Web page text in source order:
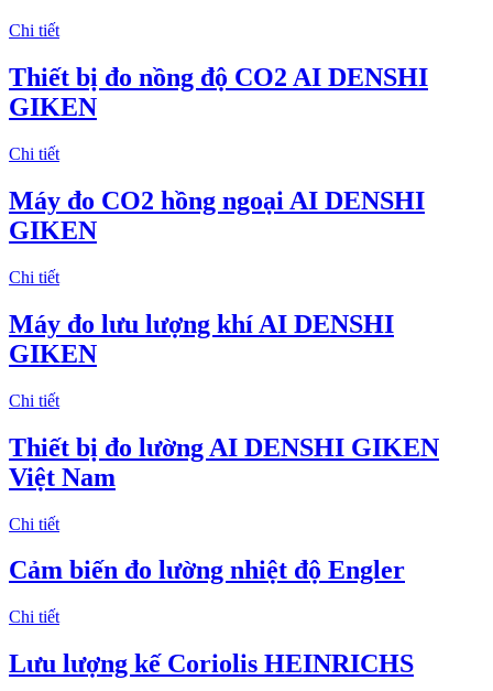
Chi tiết
Thiết bị đo nồng độ CO2 AI DENSHI
GIKEN
Chi tiết
Máy đo CO2 hồng ngoại AI DENSHI
GIKEN
Chi tiết
Máy đo lưu lượng khí AI DENSHI
GIKEN
Chi tiết
Thiết bị đo lường AI DENSHI GIKEN
Việt Nam
Chi tiết
Cảm biến đo lường nhiệt độ Engler
Chi tiết
Lưu lượng kế Coriolis HEINRICHS